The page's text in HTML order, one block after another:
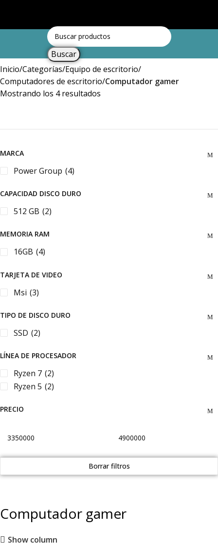
Buscar
Inicio Categorías Equipo de escritorio
Computadores de escritorio Computador gamer
Mostrando los 4 resultados
MARCA
Power Group (4)
CAPACIDAD DISCO DURO
512 GB (2)
MEMORIA RAM
16GB (4)
TARJETA DE VIDEO
Msi (3)
TIPO DE DISCO DURO
SSD (2)
LÍNEA DE PROCESADOR
Ryzen 7 (2)
Ryzen 5 (2)
PRECIO
Borrar filtros
Computador gamer
Show column